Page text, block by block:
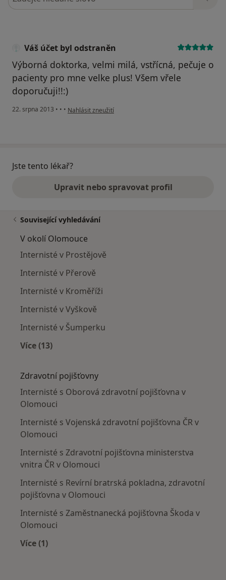
Váš účet byl odstraněn
Výborná doktorka, velmi milá, vstřícná, pečuje o
pacienty pro mne velke plus! Všem vřele
doporučuji!!:)
22. srpna 2013 • • • podle názoru uživatele Váš účet byl odstraněn
Nahlásit zneužití
Jste tento lékař?
Upravit nebo spravovat profil
Související vyhledávání
V okolí Olomouce
Internisté v Prostějově
Internisté v Přerově
Internisté v Kroměříži
Internisté v Vyškově
Internisté v Šumperku
Více (13)
Zdravotní pojišťovny
Internisté s Oborová zdravotní pojišťovna v
Olomouci
Internisté s Vojenská zdravotní pojišťovna ČR v
Olomouci
Internisté s Zdravotní pojišťovna ministerstva
vnitra ČR v Olomouci
Internisté s Revírní bratrská pokladna, zdravotní
pojišťovna v Olomouci
Internisté s Zaměstnanecká pojišťovna Škoda v
Olomouci
Více (1)